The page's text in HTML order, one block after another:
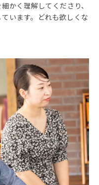
かく理解してくださり、
います。どれも欲しくな